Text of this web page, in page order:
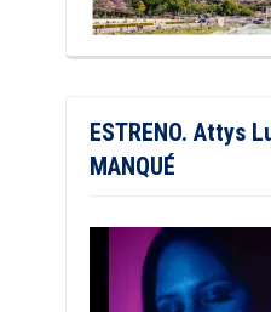
ESTRENO. Attys
MANQUÉ